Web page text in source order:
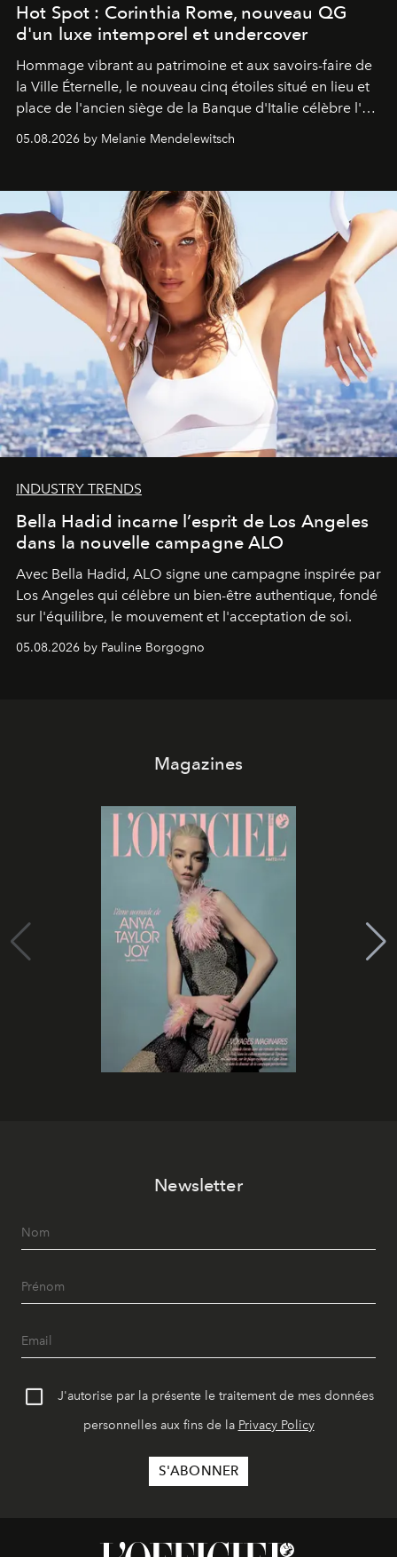
Hot Spot : Corinthia Rome, nouveau QG
d'un luxe intemporel et undercover
Hommage vibrant au patrimoine et aux savoirs-faire de
la Ville Éternelle, le nouveau cinq étoiles situé en lieu et
place de l'ancien siège de la Banque d'Italie célèbre l'art
de vivre Romain dans toute son élégance intemporelle.
05.08.2026 by Melanie Mendelewitsch
INDUSTRY TRENDS
Bella Hadid incarne l’esprit de Los Angeles
dans la nouvelle campagne ALO
Avec Bella Hadid, ALO signe une campagne inspirée par
Los Angeles qui célèbre un bien-être authentique, fondé
sur l'équilibre, le mouvement et l'acceptation de soi.
05.08.2026 by Pauline Borgogno
Magazines
Newsletter
J'autorise par la présente le traitement de mes données
personnelles aux fins de la Privacy Policy